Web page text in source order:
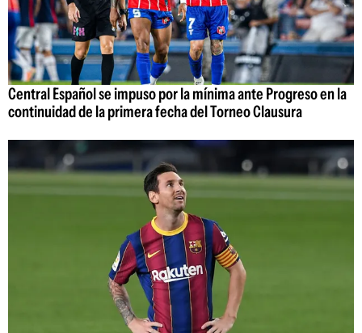
Central Español se impuso por la mínima ante Progreso en la
continuidad de la primera fecha del Torneo Clausura